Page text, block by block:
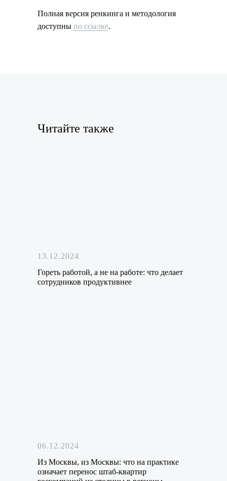
Полная версия ренкинга и методология
доступны по ссылке.
Читайте также
13.12.2024
Гореть работой, а не на работе: что делает
сотрудников продуктивнее
06.12.2024
Из Москвы, из Москвы: что на практике
означает перенос штаб-квартир